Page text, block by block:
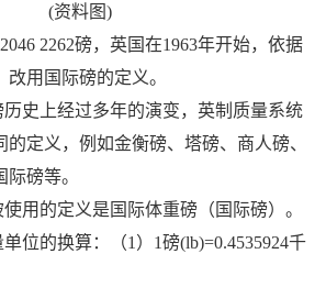
(资料图)
2262磅，英国在1963年开始，依据
用国际磅的定义。
史上经过多年的演变，英制质量系统
定义，例如金衡磅、塔磅、商人磅、
磅等。
用的定义是国际体重磅（国际磅）。
位的换算：（1）1磅(lb)=0.4535924千